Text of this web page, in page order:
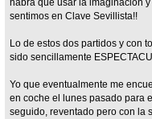
habrá que usar la imaginación
sentimos en Clave Sevillista!!
Lo de estos dos partidos y con
sido sencillamente
Yo que eventualmente me
en coche el lunes pasado para
seguido, reventado pero con la